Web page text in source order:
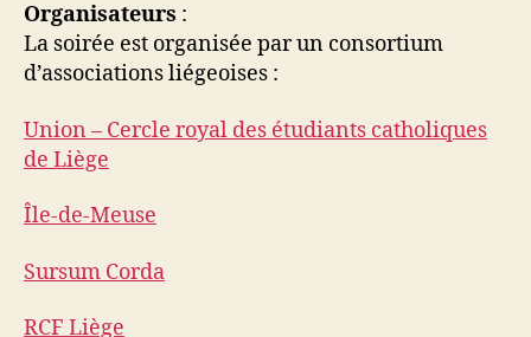
Organisateurs :
La soirée est organisée par un consortium
d’associations liégeoises :
Union – Cercle royal des étudiants catholiques
de Liège
Île-de-Meuse
Sursum Corda
RCF Liège